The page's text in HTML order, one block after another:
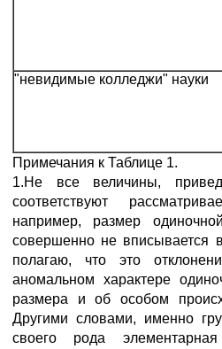
"невидимые колледжи" науки
Примечания к Таблице 1.
1.Не все величины,
соответствуют
например, размер
совершенно не вписывается
полагаю, что это
аномальном характере
размера и об особом
Другими словами, именно
своего рода элементарная